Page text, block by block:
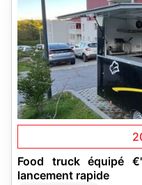
Food truck équipé €" prêt à
lancement rapide